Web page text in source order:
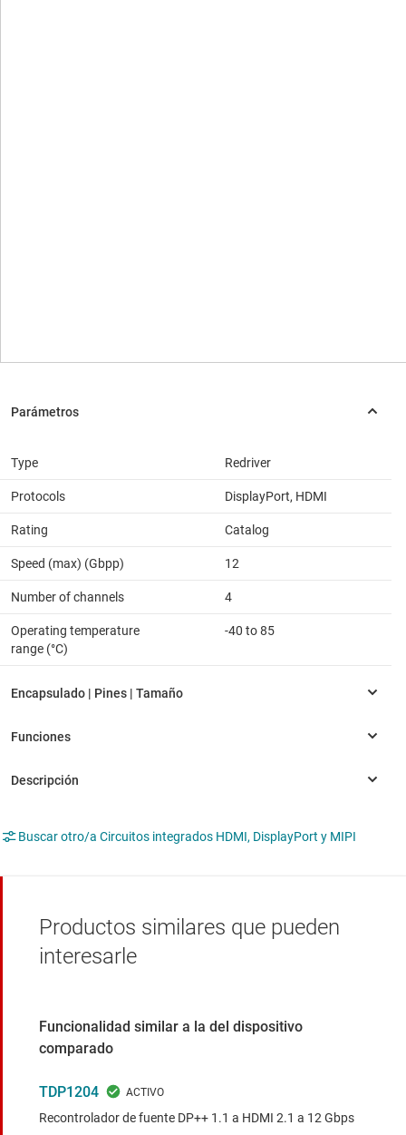
Type Redriver
Protocols DisplayPort, HDMI
Rating Catalog
Speed (max) (Gbpp) 12
Number of channels 4
Operating temperature
range (°C)
-40 to 85
Buscar otro/a Circuitos integrados HDMI, DisplayPort y MIPI
Productos similares que pueden
interesarle
Funcionalidad similar a la del dispositivo
comparado
TDP1204
Recontrolador de fuente DP++ 1.1 a HDMI 2.1 a 12 Gbps